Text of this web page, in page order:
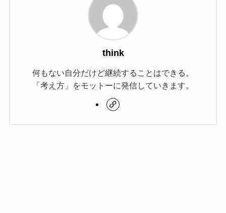
think
何もない自分だけど継続することはできる。
「考え方」をモットーに発信していきます。